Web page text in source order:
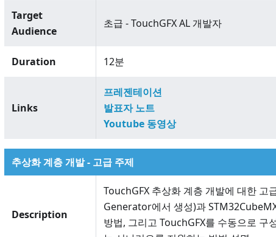
Target
Audience
초급 - TouchGFX AL 개발자
Duration 12분
Links
프레젠테이션
발표자 노트
Youtube 동영상
추상화 계층 개발 - 고급 주제
Description
TouchGFX 추상화 계층 개발에 대한 고
Generator에서 생성)과
방법, 그리고 TouchGFX를 수동으로